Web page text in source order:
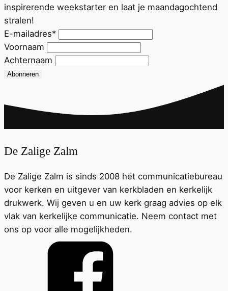
inspirerende weekstarter en laat je maandagochtend
stralen!
E-mailadres*
Voornaam
Achternaam
Abonneren
De Zalige Zalm
De Zalige Zalm is sinds 2008 hét communicatiebureau
voor kerken en uitgever van kerkbladen en kerkelijk
drukwerk. Wij geven u en uw kerk graag advies op elk
vlak van kerkelijke communicatie. Neem contact met
ons op voor alle mogelijkheden.